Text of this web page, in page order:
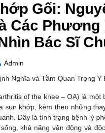
Gối:
Các Phương
Bác Sĩ
Admin
Nghĩa và Tầm Quan Trọng Y
of the knee – OA) là
sụn khớp, kèm theo những
Đây là tình trạng bệnh lý
khả năng vận động và